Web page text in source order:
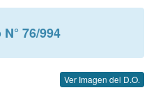
N° 76/994
Ver Imagen del D.O.